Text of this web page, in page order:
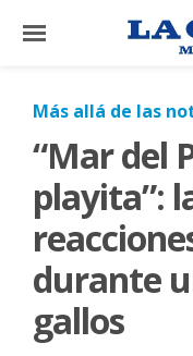
×
El
País
El
Mundo
La
Zona
Más allá de las
“Mar del
playita”:
durante
gallos